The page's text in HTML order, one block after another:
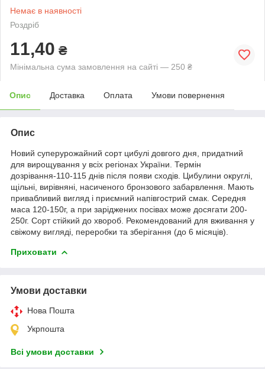
Немає в наявності
Роздріб
11,40 ₴
Мінімальна сума замовлення на сайті — 250 ₴
Опис Доставка Оплата Умови повернення
Опис
Новий суперурожайний сорт цибулі довгого дня, придатний
для вирощування у всіх регіонах України. Термін
дозрівання-110-115 днів після появи сходів. Цибулини округлі,
щільні, вирівняні, насиченого бронзового забарвлення. Мають
привабливий вигляд і приємний напівгострий смак. Середня
маса 120-150г, а при заріджених посівах може досягати 200-
250г. Сорт стійкий до хвороб. Рекомендований для вживання у
свіжому вигляді, переробки та зберігання (до 6 місяців).
Приховати
Умови доставки
Нова Пошта
Укрпошта
Всі умови доставки